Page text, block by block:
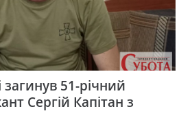
51-річний
Сергій Капітан з